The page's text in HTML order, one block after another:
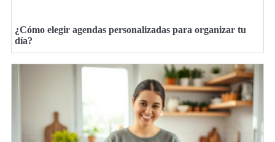
¿Cómo elegir agendas personalizadas para organizar tu
día?